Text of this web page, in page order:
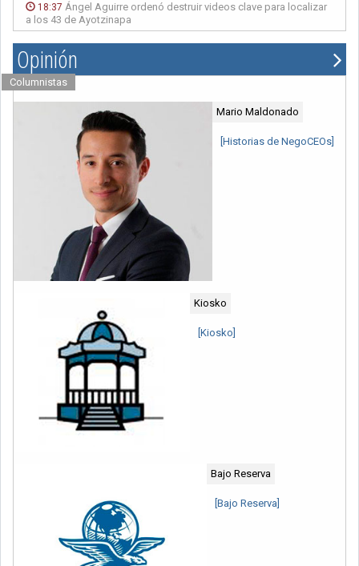
18:37 Ángel Aguirre ordenó destruir videos clave para localizar
a los 43 de Ayotzinapa
Opinión
Columnistas
Mario Maldonado
[Historias de NegoCEOs]
Kiosko
[Kiosko]
Bajo Reserva
[Bajo Reserva]